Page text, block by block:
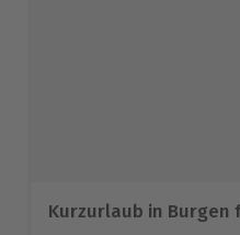
Kurzurlaub in Burgen